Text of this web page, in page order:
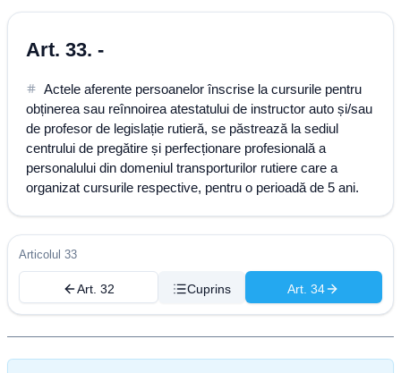
Art. 33. -
Actele aferente persoanelor înscrise la cursurile pentru
obținerea sau reînnoirea atestatului de instructor auto și/sau
de profesor de legislație rutieră, se păstrează la sediul
centrului de pregătire și perfecționare profesională a
personalului din domeniul transporturilor rutiere care a
organizat cursurile respective, pentru o perioadă de 5 ani.
Articolul 33
Art. 32 Cuprins Art. 34